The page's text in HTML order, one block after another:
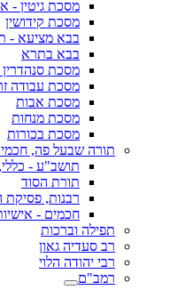
מסכת גיטין -
מסכת קידושין
בבא מציעא -
בבא בתרא
מסכת
מסכת עבודה
מסכת אבות
מסכת מנחות
מסכת בכורות
תורה שבעל פה,
תושב"ע -
תורת הסוד
רבנות, פסיקת
חכמים -
תפילה וברכות
רב סעדיה גאון
רבי יהודה הלוי
רמב"ם